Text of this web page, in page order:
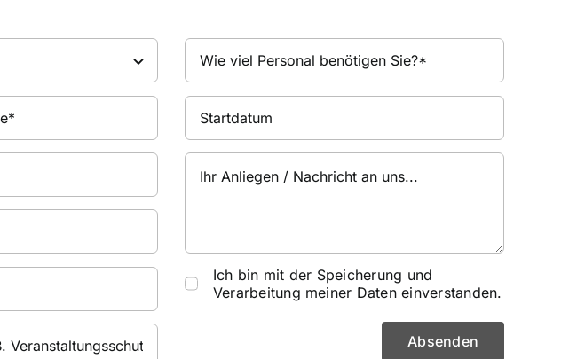
Ich bin mit der Speicherung und
Verarbeitung meiner Daten einverstanden.
Absenden